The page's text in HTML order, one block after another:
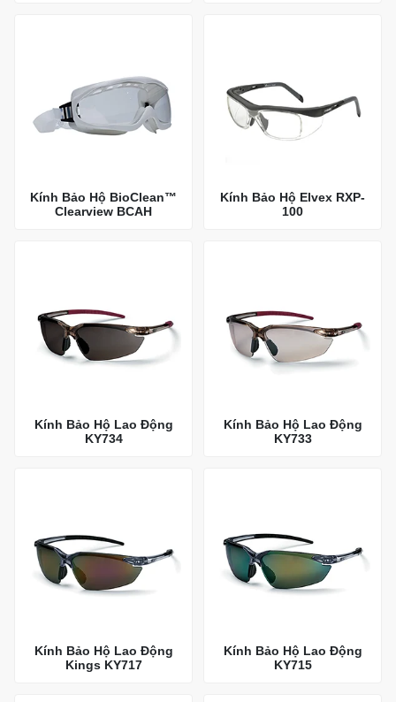
Kính Bảo Hộ BioClean™
Clearview BCAH
Kính Bảo Hộ Elvex RXP-
100
Kính Bảo Hộ Lao Động
KY734
Kính Bảo Hộ Lao Động
KY733
Kính Bảo Hộ Lao Động
Kings KY717
Kính Bảo Hộ Lao Động
KY715